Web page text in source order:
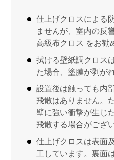
仕上げクロスによる
ませんが、室内の反
高級布クロス をお勧
拭ける壁紙調クロス
た場合、塗膜が剥が
設置後は触っても内
飛散はありません。
壁に強い衝撃が生じ
飛散する場合がござい
仕上げクロスは表面
工しています。裏面